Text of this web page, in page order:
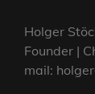
Holger
Founder |
mail: